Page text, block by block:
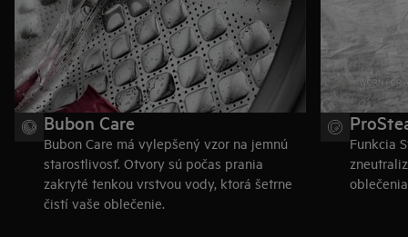
Bubon Care
Bubon Care má vylepšený vzor na jemnú
starostlivosť. Otvory sú počas prania
zakryté tenkou vrstvou vody, ktorá šetrne
čistí vaše oblečenie.
Funkcia